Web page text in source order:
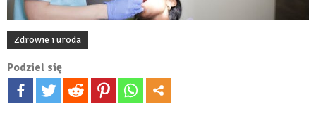
Zdrowie i uroda
Podziel się